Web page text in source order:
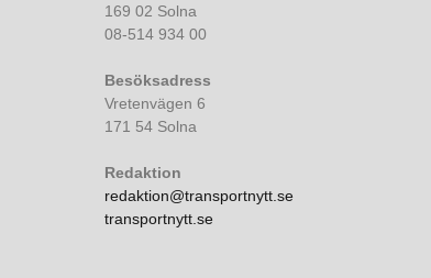
169 02 Solna
08-514 934 00
Besöksadress
Vretenvägen 6
171 54 Solna
Redaktion
redaktion@transportnytt.se
transportnytt.se